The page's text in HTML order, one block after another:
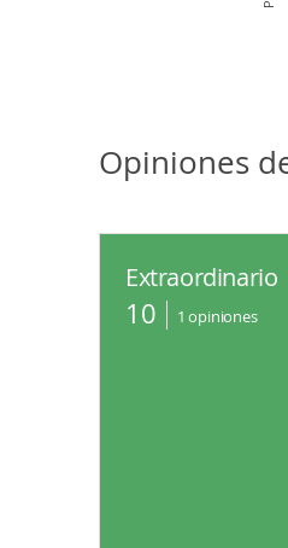
Opiniones
Extraordinario
10 1 opiniones